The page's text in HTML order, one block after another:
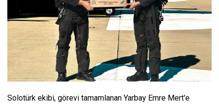
Solotürk ekibi, görevi tamamlanan Yarbay Emre Mert'e